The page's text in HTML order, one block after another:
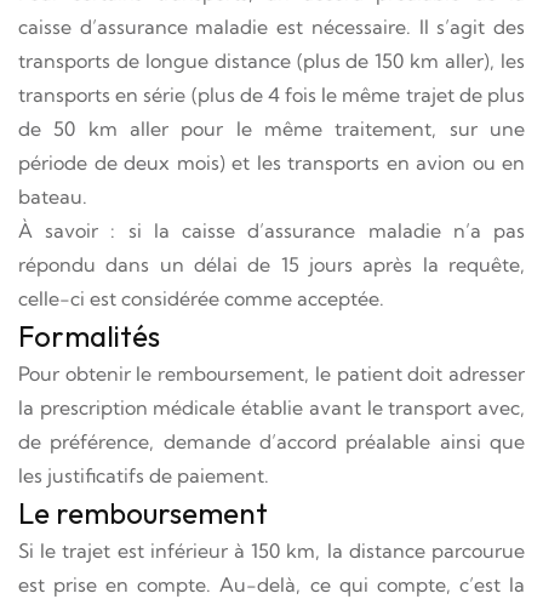
caisse d’assurance maladie est nécessaire. Il s’agit des
transports de longue distance (plus de 150 km aller), les
transports en série (plus de 4 fois le même trajet de plus
de 50 km aller pour le même traitement, sur une
période de deux mois) et les transports en avion ou en
bateau.
À savoir : si la caisse d’assurance maladie n’a pas
répondu dans un délai de 15 jours après la requête,
celle-ci est considérée comme acceptée.
Formalités
Pour obtenir le remboursement, le patient doit adresser
la prescription médicale établie avant le transport avec,
de préférence, demande d’accord préalable ainsi que
les justificatifs de paiement.
Le remboursement
Si le trajet est inférieur à 150 km, la distance parcourue
est prise en compte. Au-delà, ce qui compte, c’est la